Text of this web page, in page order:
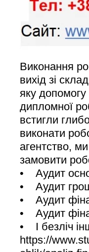
Виконання
вихід зі
яку допомогу
дипломної
встигли
виконати
агентство,
замовити
• Аудит
• Аудит
• Аудит
• Аудит
• І безліч
https://